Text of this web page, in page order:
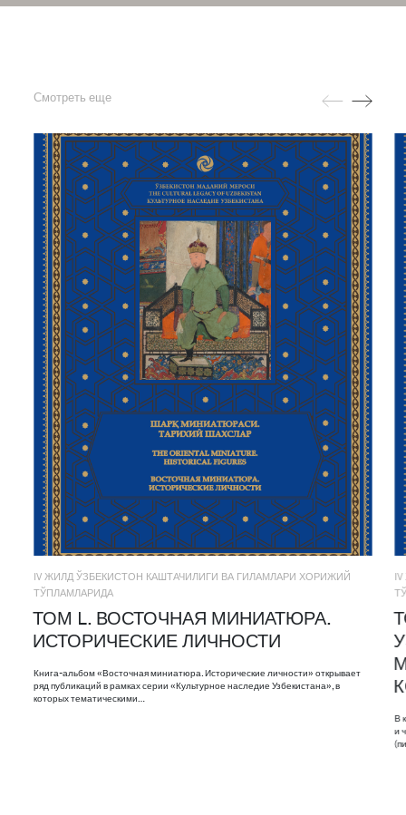
Смотреть еще
IV ЖИЛД ЎЗБЕКИСТОН КАШТАЧИЛИГИ ВА ГИЛАМЛАРИ ХОРИЖИЙ
ТЎПЛАМЛАРИДА
ТОМ L. ВОСТОЧНАЯ МИНИАТЮРА.
ИСТОРИЧЕСКИЕ ЛИЧНОСТИ
Книга-альбом «Восточная миниатюра. Исторические личности» открывает
ряд публикаций в рамках серии «Культурное наследие Узбекистана», в
которых тематическими…
В
и